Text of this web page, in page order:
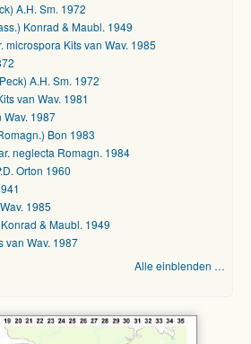
A.H. Sm. 1972
Konrad & Maubl. 1949
microspora Kits van Wav. 1985
A.H. Sm. 1972
van Wav. 1981
Wav. 1987
Bon 1983
neglecta Romagn. 1984
Orton 1960
1985
& Maubl. 1949
van Wav. 1987
Alle einblenden …